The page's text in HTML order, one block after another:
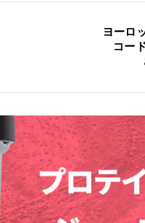
ヨーロ
コー